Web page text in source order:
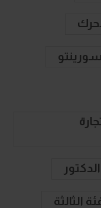
سورينتو
الدكتور
الثالثة